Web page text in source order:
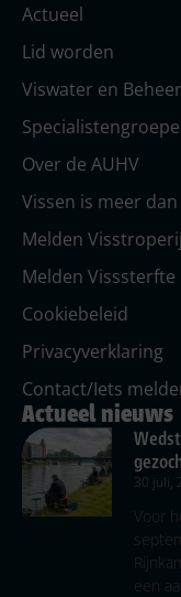
Actueel
Lid worden
Viswater en Beheer
Over de AUHV
Vissen is meer
Melden Visstroperij
Melden Visssterfte
Cookiebeleid
Privacyverklaring
Contact/Iets
Actueel nieuws
30 juli,
Voor
een